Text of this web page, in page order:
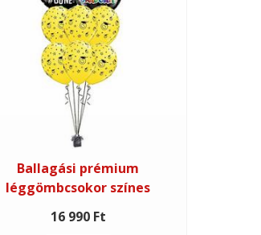
Ballagási prémium
léggömbcsokor színes
16 990 Ft